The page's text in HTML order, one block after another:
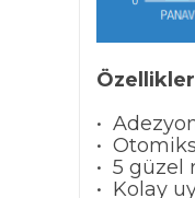
•
•
• 5 güzel
• Kolay